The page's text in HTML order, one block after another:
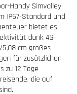
Handy Simvalley
IP67-Standard und
bietet es
dank 4G-
cm großes
für zusätzlichen
zu 12 Tage
die auf